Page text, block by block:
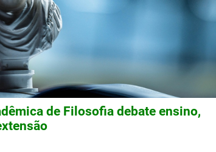
de Filosofia debate ensino,